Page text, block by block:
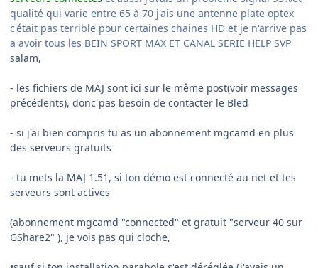
qualité qui varie entre 65 à 70 j'ais une antenne plate optex
c'était pas terrible pour certaines chaines HD et je n'arrive pas
a avoir tous les BEIN SPORT MAX ET CANAL SERIE HELP SVP
salam,
- les fichiers de MAJ sont ici sur le même post(voir messages
précédents), donc pas besoin de contacter le Bled
- si j'ai bien compris tu as un abonnement mgcamd en plus
des serveurs gratuits
- tu mets la MAJ 1.51, si ton démo est connecté au net et tes
serveurs sont actives
(abonnement mgcamd "connected" et gratuit "serveur 40 sur
GShare2" ), je vois pas qui cloche,